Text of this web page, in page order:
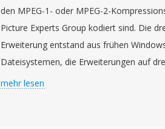
den MPEG-1- oder MPEG-2-
Picture Experts Group kodiert sind. Die
Erweiterung entstand aus frühen
Dateisystemen, die Erweiterungen auf
und bietet eine Kurzform für die längere
mehr lesen